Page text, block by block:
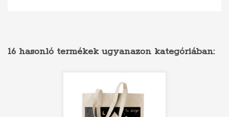
16 hasonló termékek ugyanazon kategóriában: